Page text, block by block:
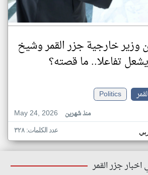
وزير خارجية جزر القمر وشيخ
يشعل تفاعلا.. ما قصته؟
Politics
May 24, 2026
منذ شهرين
عدد الكلمات: ٣٢٨
جزر القمر